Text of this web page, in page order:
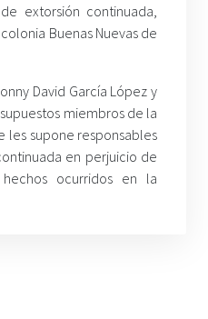
extorsión continuada,
Buenas Nuevas de
David García López y
miembros de la
les supone responsables
en perjuicio de
ocurridos en la